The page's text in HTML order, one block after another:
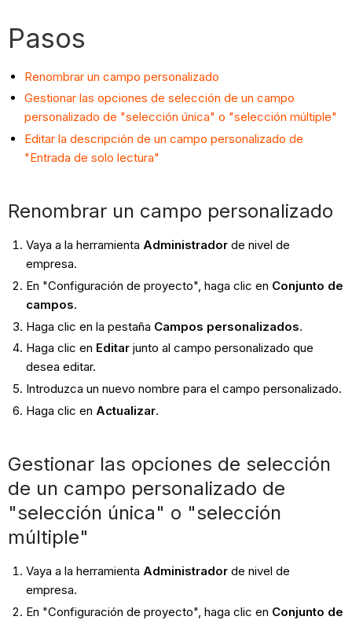
Pasos
Renombrar un campo personalizado
Gestionar las opciones de selección de un campo
personalizado de "selección única" o "selección múltiple"
Editar la descripción de un campo personalizado de
"Entrada de solo lectura"
Renombrar un campo personalizado
Vaya a la herramienta Administradorde nivel de
empresa.
En "Configuración de proyecto", haga clic en Conjunto de
campos.
Haga clic en la pestaña Campos personalizados.
Haga clic en Editarjunto al campo personalizado que
desea editar.
Introduzca un nuevo nombre para el campo personalizado.
Haga clic en Actualizar.
Gestionar las opciones de selección
de un campo personalizado de
"selección única" o "selección
múltiple"
Vaya a la herramienta Administradorde nivel de
empresa.
En "Configuración de proyecto", haga clic en Conjunto de